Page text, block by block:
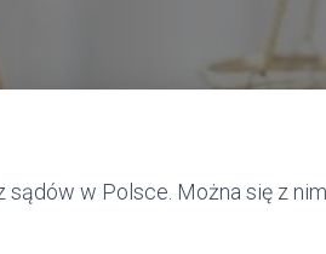
sądów w Polsce. Można się z